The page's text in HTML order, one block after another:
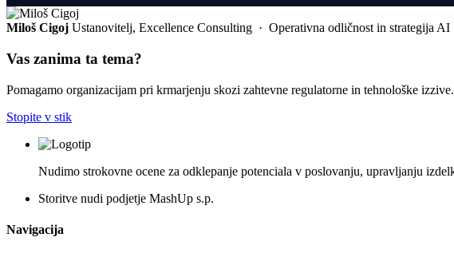
Miloš Cigoj Ustanovitelj, Excellence Consulting · Operativna odličnost in strategija AI
Vas zanima ta tema?
Pomagamo organizacijam pri krmarjenju skozi zahtevne regulatorne in tehnološke
Stopite v stik
Nudimo strokovne ocene za odklepanje potenciala v poslovanju, upravljanju
Storitve nudi podjetje MashUp s.p.
Navigacija